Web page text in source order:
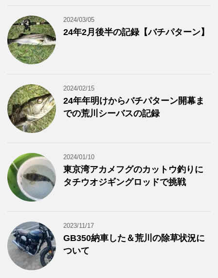
2024/03/05
24年2月後半の記録【バチパターン】
2024/02/15
24年年明けからバチパターン開幕ま
での荒川シーバスの記録
2024/01/10
東京湾アカメフグのカットウ釣りに
タチウオジギングロッドで挑戦
2023/11/17
GB350納車した＆荒川の除草状況に
ついて